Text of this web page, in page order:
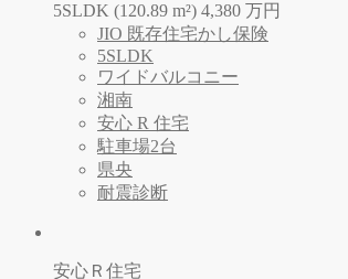
5SLDK (120.89 m²) 4,380 万円
JIO 既存住宅かし保険
5SLDK
ワイドバルコニー
湘南
安心 R 住宅
駐車場2台
県央
耐震診断
安心Ｒ住宅